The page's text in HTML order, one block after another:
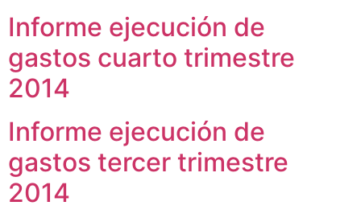
Informe ejecución de
gastos cuarto trimestre
2014
Informe ejecución de
gastos tercer trimestre
2014